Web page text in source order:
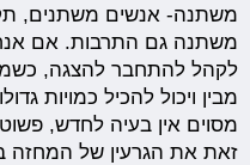
משתנה- אנשים משתנים,
משתנה גם התרבות. אם
לקהל להתחבר להצגה,
מבין ויכול להכיל כמויות
מסוים אין בעיה לחדש,
זאת את הגרעין של המחזה